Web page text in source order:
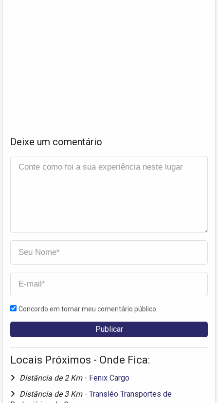
Deixe um comentário
Concordo em tornar meu comentário público
Locais Próximos - Onde Fica:
Distância de 2 Km - Fenix Cargo
Distância de 3 Km - Transléo Transportes de